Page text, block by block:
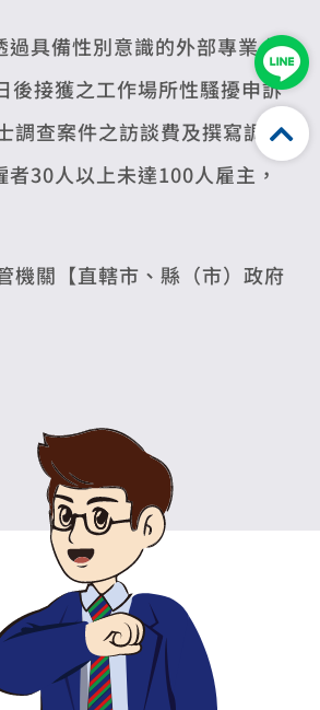
具備性別意識的外部專業人
後接獲之工作場所性騷擾申訴
調查案件之訪談費及撰寫調查
30人以上未達100人雇主，
機關【直轄市、縣（市）政府